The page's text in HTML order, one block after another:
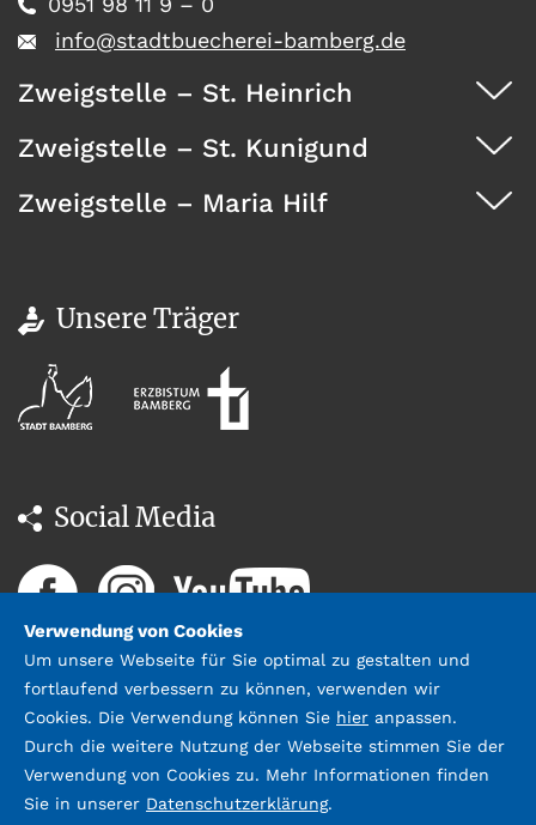
info@stadtbuecherei-bamberg.de
Zweigstelle – St. Heinrich
Dürrwächterstr. 29, 96052 Bamberg
Zweigstelle – St. Kunigund
Seehofstraße 41, 96052 Bamberg
Zweigstelle – Maria Hilf
Unsere Träger
Social Media
Datenschutz Impressum &
Kontakt
Verwendung von Cookies
Um unsere Webseite für Sie optimal zu gestalten und
fortlaufend verbessern zu können, verwenden wir
Cookies. Die Verwendung können Sie hier anpassen.
Durch die weitere Nutzung der Webseite stimmen Sie der
Verwendung von Cookies zu. Mehr Informationen finden
Sie in unserer Datenschutzerklärung.